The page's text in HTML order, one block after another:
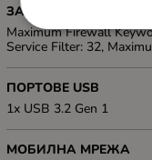
ЗАЩИТНА СТЕНА
Maximum Firewall
Service Filter: 32,
ПОРТОВЕ USB
1x USB 3.2 Gen 1
МОБИЛНА МРЕЖА